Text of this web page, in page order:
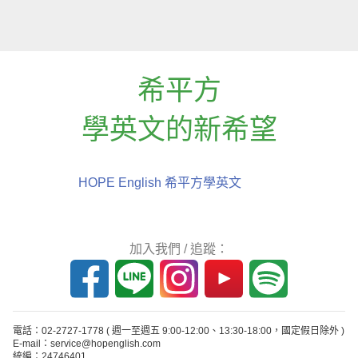
希平方
學英文的新希望
HOPE English 希平方學英文
加入我們 / 追蹤：
電話：02-2727-1778 ( 週一至週五 9:00-12:00、13:30-18:00，國定假日除外 )
E-mail：service@hopenglish.com